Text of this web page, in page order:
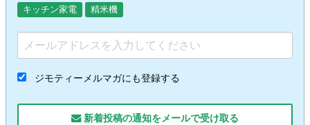
キッチン家電
精米機
ジモティーメルマガにも登録する
新着投稿の通知をメールで受け取る